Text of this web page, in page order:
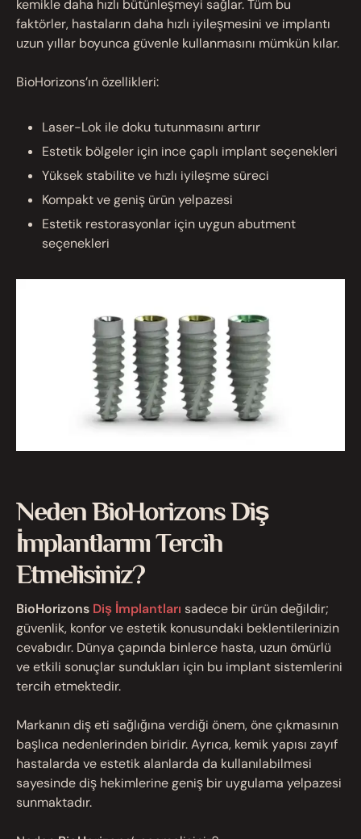
kemikle daha hızlı bütünleşmeyi sağlar. Tüm bu
faktörler, hastaların daha hızlı iyileşmesini ve implantı
uzun yıllar boyunca güvenle kullanmasını mümkün kılar.
BioHorizons’ın özellikleri:
Laser-Lok ile doku tutunmasını artırır
Estetik bölgeler için ince çaplı implant seçenekleri
Yüksek stabilite ve hızlı iyileşme süreci
Kompakt ve geniş ürün yelpazesi
Estetik restorasyonlar için uygun abutment
seçenekleri
Neden BioHorizons Diş
İmplantlarını Tercih
Etmelisiniz?
BioHorizons Diş İmplantları sadece bir ürün değildir;
güvenlik, konfor ve estetik konusundaki beklentilerinizin
cevabıdır. Dünya çapında binlerce hasta, uzun ömürlü
ve etkili sonuçlar sundukları için bu implant sistemlerini
tercih etmektedir.
Markanın diş eti sağlığına verdiği önem, öne çıkmasının
başlıca nedenlerinden biridir. Ayrıca, kemik yapısı zayıf
hastalarda ve estetik alanlarda da kullanılabilmesi
sayesinde diş hekimlerine geniş bir uygulama yelpazesi
sunmaktadır.